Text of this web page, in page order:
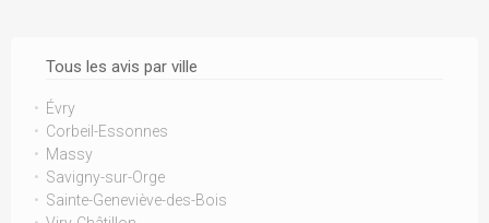
Tous les avis par ville
Évry
Corbeil-Essonnes
Massy
Savigny-sur-Orge
Sainte-Geneviève-des-Bois